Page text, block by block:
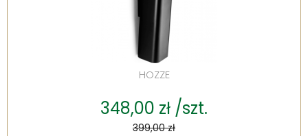
HOZZE
348,00 zł /szt.
399,00 zł